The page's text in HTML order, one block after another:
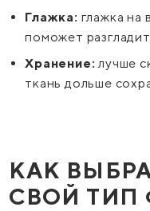
Глажка: глажка на
поможет
Хранение: лучше
ткань дольше
КАК
СВОЙ ТИП